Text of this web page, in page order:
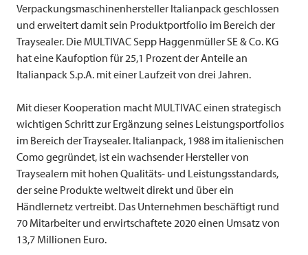
Verpackungsmaschinenhersteller Italianpack geschlossen
und erweitert damit sein Produktportfolio im Bereich der
Traysealer. Die MULTIVAC Sepp Haggenmüller SE & Co. KG
hat eine Kaufoption für 25,1 Prozent der Anteile an
Italianpack S.p.A. mit einer Laufzeit von drei Jahren.
Mit dieser Kooperation macht MULTIVACeinen strategisch
wichtigen Schritt zur Ergänzung seines Leistungsportfolios
im Bereich der Traysealer. Italianpack, 1988 im italienischen
Como gegründet, ist ein wachsender Hersteller von
Traysealern mit hohen Qualitäts- und Leistungsstandards,
der seine Produkte weltweit direkt und über ein
Händlernetz vertreibt. Das Unternehmen beschäftigt rund
70 Mitarbeiter und erwirtschaftete 2020 einen Umsatz von
13,7 Millionen Euro.